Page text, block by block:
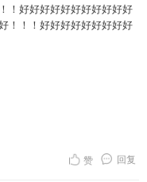
！好好好好好好好好好好好
！！！好好好好好好好好好
回复
赞